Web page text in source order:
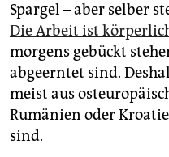
Spargel – aber selber
Die Arbeit ist
morgens gebückt
abgeerntet sind.
meist aus
Rumänien oder
sind.